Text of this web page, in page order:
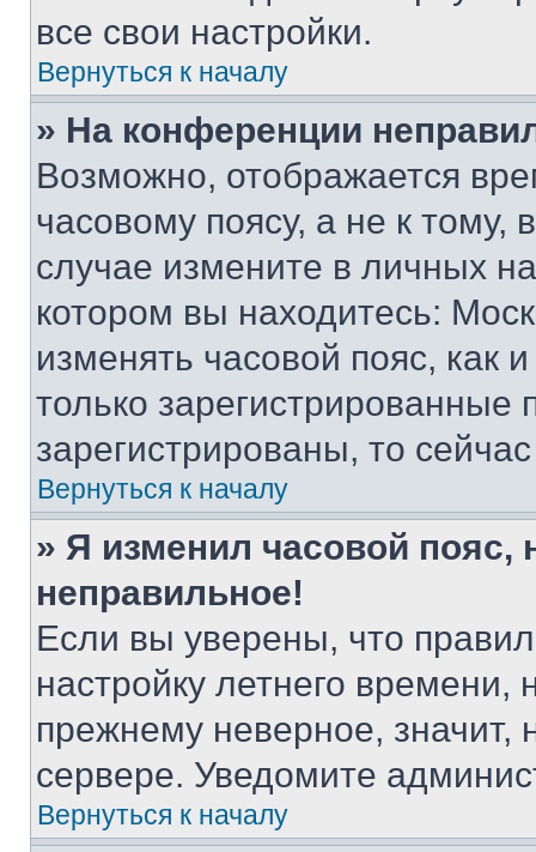
все свои настройки.
Вернуться к началу
» На конференции
Возможно, отображается
часовому поясу, а не к тому,
случае измените в личных
котором вы находитесь:
изменять часовой пояс, как
только
зарегистрированы, то
Вернуться к началу
» Я изменил часовой пояс,
неправильное!
Если вы уверены, что
настройку летнего
прежнему неверное, значит,
сервере. Уведомите
Вернуться к началу